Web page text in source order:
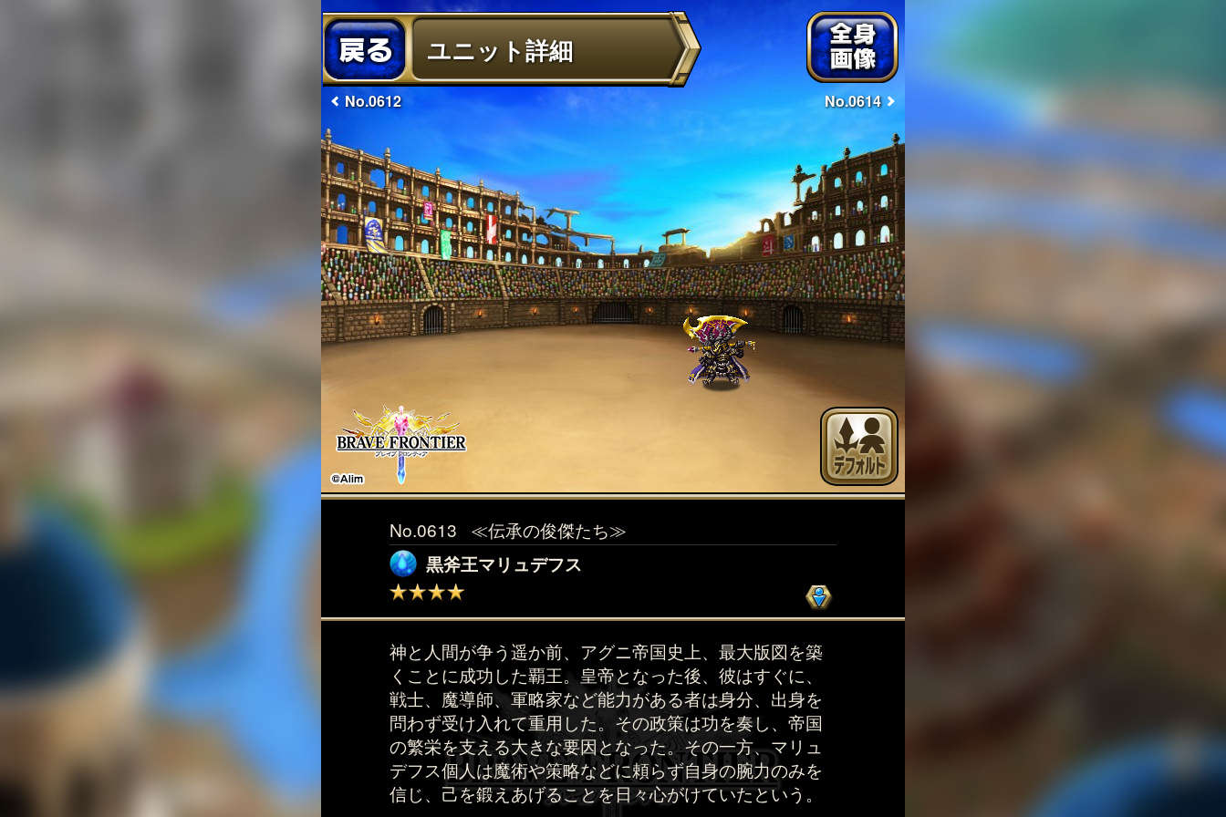
ユニット詳細
No.0612 No.0614
No.0613 ≪伝承の俊傑たち≫
黒斧王マリュデフス
神と人間が争う遥か前、アグニ帝国史上、最大版図を築
くことに成功した覇王。皇帝となった後、彼はすぐに、
戦士、魔導師、軍略家など能力がある者は身分、出身を
問わず受け入れて重用した。その政策は功を奏し、帝国
の繁栄を支える大きな要因となった。その一方、マリュ
デフス個人は魔術や策略などに頼らず自身の腕力のみを
信じ、己を鍛えあげることを日々心がけていたという。